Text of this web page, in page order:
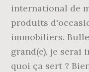
international de
produits
immobiliers.
grand(e), je serai
quoi ça sert ?